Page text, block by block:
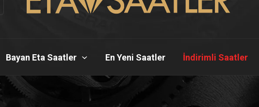
Bayan Eta Saatler En Yeni Saatler İndirimli Saatler